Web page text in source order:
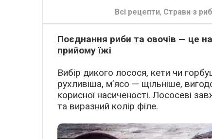
Всі рецепти, Страви з
Поєднання риби та овочів — це
прийому їжі
Вибір дикого лосося, кети чи
рухливіша, м’ясо — щільніше,
корисної насиченості. Лососеві
та виразний колір філе.